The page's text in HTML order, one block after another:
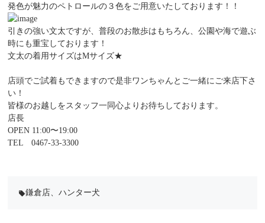
発色が魅力のペトロールの３色をご用意いたしております！！
引きの強い文太ですが、普段のお散歩はもちろん、公園や海で遊ぶ
時にも重宝しております！
文太の着用サイズはMサイズ★
店頭でご試着もできますので是非ワンちゃんとご一緒にご来店下さ
い！
皆様のお越しをスタッフ一同心よりお待ちしております。
店長
OPEN 11:00〜19:00
TEL 0467-33-3300
local_offer鎌倉店、ハンター犬